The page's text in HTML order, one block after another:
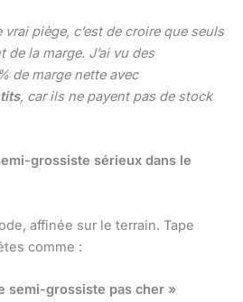
vrai piège, c’est de croire que seuls
la marge. J’ai vu des
de marge nette avec
, car ils ne payent pas de stock
grossiste sérieux dans le
affinée sur le terrain. Tape
comme :
semi-grossiste pas cher »